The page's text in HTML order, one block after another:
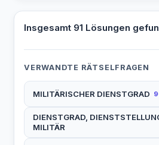
Insgesamt 91 Lösungen
VERWANDTE RÄTSELFRAGEN
MILITÄRISCHER DIENSTGRAD
DIENSTGRAD,
MILITÄR